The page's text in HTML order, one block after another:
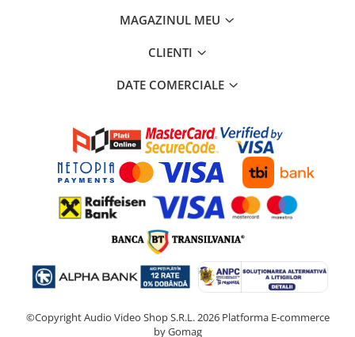
MAGAZINUL MEU
CLIENTI
DATE COMERCIALE
©Copyright Audio Video Shop S.R.L. 2026 Platforma E-commerce
by Gomag